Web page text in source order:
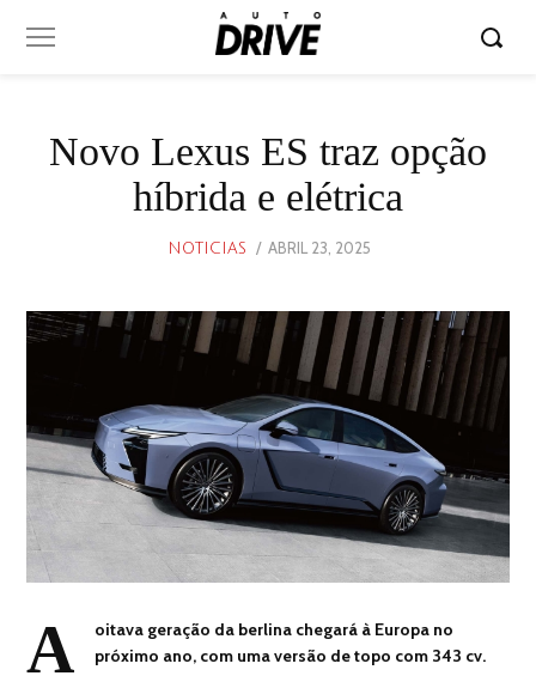
Novo Lexus ES traz opção
híbrida e elétrica
NOTICIAS
POSTED
ABRIL 23, 2025
A
oitava geração da berlina chegará à Europa no
próximo ano, com uma versão de topo com 343 cv.